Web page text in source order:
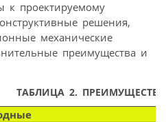
к проектируемому
решения,
механические
преимущества и
ТАБЛИЦА 2.